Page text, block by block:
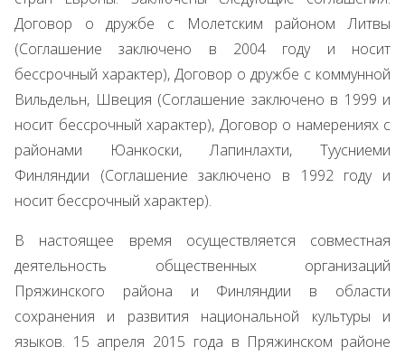
Договор о дружбе с Молетским районом Литвы
(Соглашение заключено в 2004 году и носит
бессрочный характер), Договор о дружбе с коммунной
Вильдельн, Швеция (Соглашение заключено в 1999 и
носит бессрочный характер), Договор о намерениях с
районами Юанкоски, Лапинлахти, Туусниеми
Финляндии (Соглашение заключено в 1992 году и
носит бессрочный характер).
В настоящее время осуществляется совместная
деятельность общественных организаций
Пряжинского района и Финляндии в области
сохранения и развития национальной культуры и
языков. 15 апреля 2015 года в Пряжинском районе